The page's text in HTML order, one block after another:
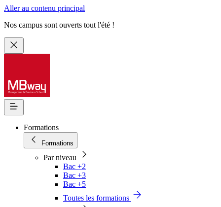
Aller au contenu principal
Nos campus sont ouverts tout l'été !
Formations
Formations
Par niveau
Bac +2
Bac +3
Bac +5
Toutes les formations